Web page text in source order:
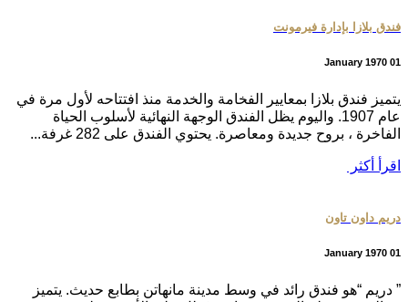
فندق بلازا بإدارة فيرمونت
01 January 1970
يتميز فندق بلازا بمعايير الفخامة والخدمة منذ افتتاحه لأول مرة في
عام 1907. واليوم يظل الفندق الوجهة النهائية لأسلوب الحياة
الفاخرة ، بروح جديدة ومعاصرة. يحتوي الفندق على 282 غرفة...
اقرأ أكثر
دريم داون تاون
01 January 1970
” دريم “هو فندق رائد في وسط مدينة مانهاتن بطابع حديث. يتميز